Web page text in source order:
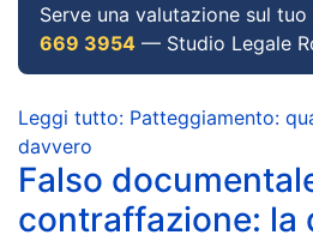
Serve una valutazione sul tuo
669 3954 — Studio Legale
Leggi tutto: Patteggiamento:
davvero
Falso
contraffazione: la